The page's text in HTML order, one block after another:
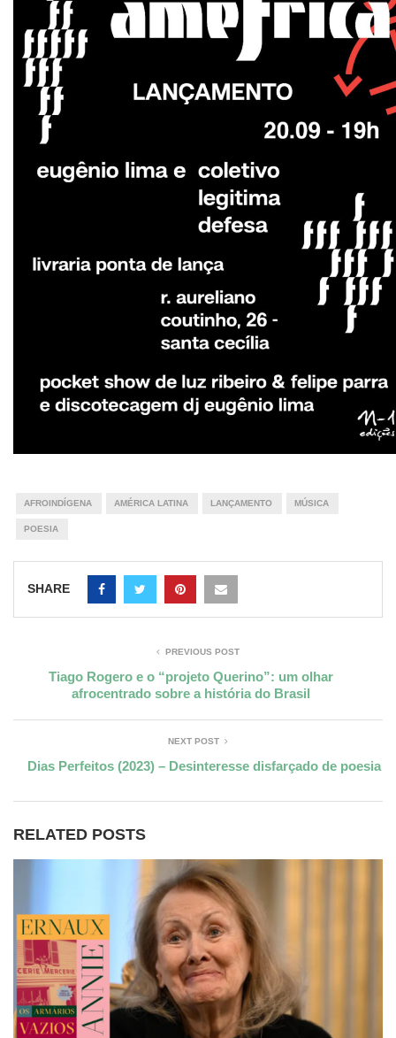
AFROINDÍGENA AMÉRICA LATINA LANÇAMENTO MÚSICA
POESIA
SHARE
PREVIOUS POST
Tiago Rogero e o “projeto Querino”: um olhar
afrocentrado sobre a história do Brasil
NEXT POST
Dias Perfeitos (2023) – Desinteresse disfarçado de poesia
RELATED POSTS